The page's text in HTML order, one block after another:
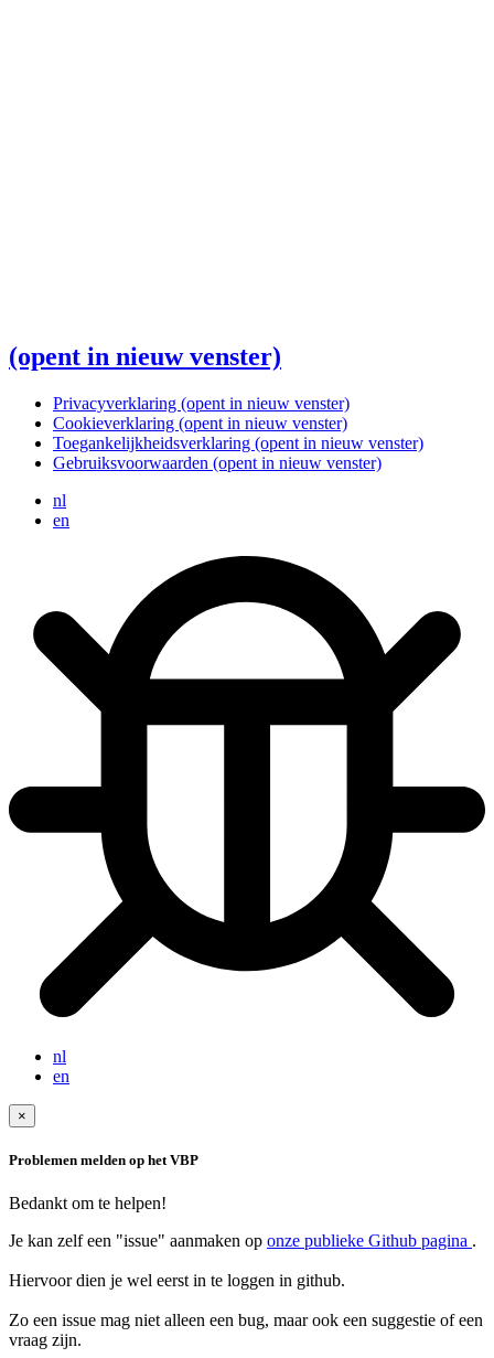
(opent in nieuw venster)
Privacyverklaring (opent in nieuw venster)
Cookieverklaring (opent in nieuw venster)
Toegankelijkheidsverklaring (opent in nieuw venster)
Gebruiksvoorwaarden (opent in nieuw venster)
nl
en
nl
en
×
Problemen melden op het VBP
Bedankt om te helpen!
Je kan zelf een "issue" aanmaken op onze publieke Github pagina .
Hiervoor dien je wel eerst in te loggen in github.
Zo een issue mag niet alleen een bug, maar ook een suggestie of een